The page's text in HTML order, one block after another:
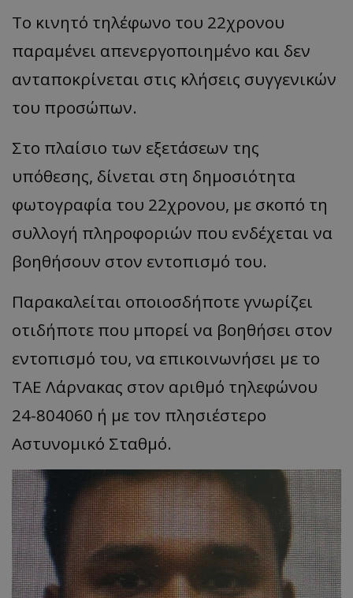
Το κινητό τηλέφωνο του 22χρονου
παραμένει απενεργοποιημένο και δεν
ανταποκρίνεται στις κλήσεις συγγενικών
του προσώπων.
Στο πλαίσιο των εξετάσεων της
υπόθεσης, δίνεται στη δημοσιότητα
φωτογραφία του 22χρονου, με σκοπό τη
συλλογή πληροφοριών που ενδέχεται να
βοηθήσουν στον εντοπισμό του.
Παρακαλείται οποιοσδήποτε γνωρίζει
οτιδήποτε που μπορεί να βοηθήσει στον
εντοπισμό του, να επικοινωνήσει με το
ΤΑΕ Λάρνακας στον αριθμό τηλεφώνου
24-804060 ή με τον πλησιέστερο
Αστυνομικό Σταθμό.